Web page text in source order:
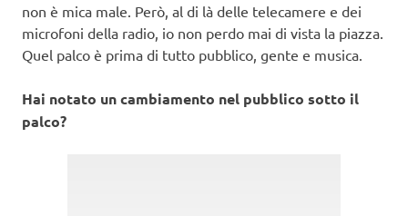
non è mica male. Però, al di là delle telecamere e dei
microfoni della radio, io non perdo mai di vista la piazza.
Quel palco è prima di tutto pubblico, gente e musica.
Hai notato un cambiamento nel pubblico sotto il
palco?